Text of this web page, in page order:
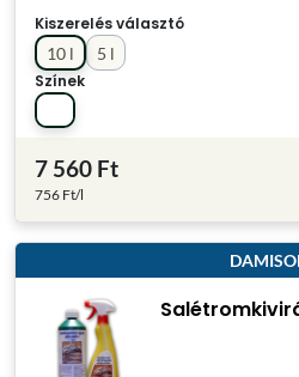
Kiszerelés választó
5 l
10 l
Színek
7 560 Ft
756 Ft/l